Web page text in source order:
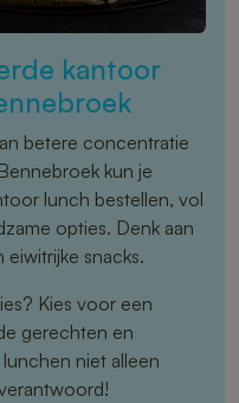
kantoor
betere concentratie
kun je
lunch bestellen, vol
opties. Denk aan
eiwitrijke snacks.
Kies voor een
gerechten en
niet alleen